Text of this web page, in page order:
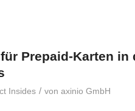
Prepaid-Karten
Insides / vonaxinio GmbH